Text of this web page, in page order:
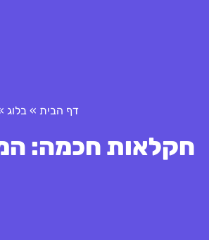
דף הבית » בלוג
חקלאות חכמה: